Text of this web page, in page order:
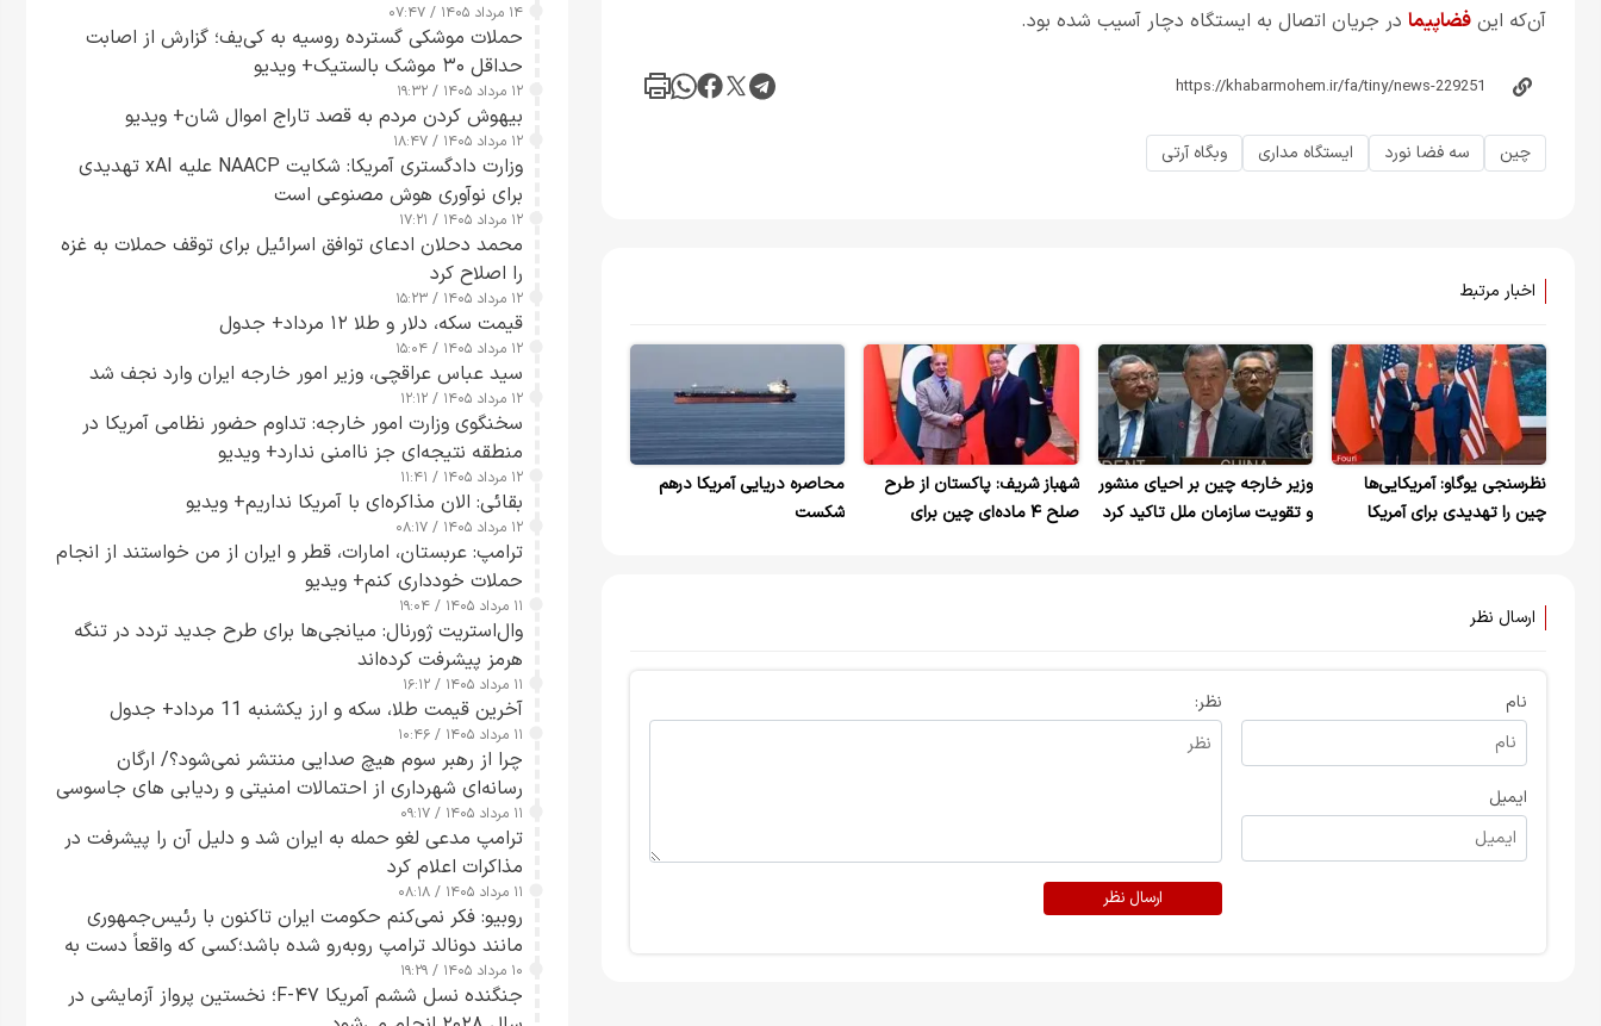
آن‌که این فضاپیما در جریان اتصال به ایستگاه دچار آسیب شده بود.
چین سه فضا نورد ایستگاه مداری وبگاه آرتی
اخبار مرتبط
نظرسنجی یوگاو: آمریکایی‌ها
چین را تهدیدی برای آمریکا
وزیر خارجه چین بر احیای منشور
و تقویت سازمان ملل تاکید کرد
شهباز شریف: پاکستان از طرح
صلح ۴ ماده‌ای چین برای
محاصره دریایی آمریکا درهم
شکست
ارسال نظر
نام
ایمیل
نظر:
ارسال نظر
۱۴ مرداد ۱۴۰۵ / ۰۷:۴۷
حملات موشکی گسترده روسیه به کی‌یف؛ گزارش از اصابت
حداقل ۳۰ موشک بالستیک+ ویدیو
۱۲ مرداد ۱۴۰۵ / ۱۹:۳۲
بیهوش کردن مردم به قصد تاراج اموال شان+ ویدیو
۱۲ مرداد ۱۴۰۵ / ۱۸:۴۷
وزارت دادگستری آمریکا: شکایت NAACP علیه xAI تهدیدی
برای نوآوری هوش مصنوعی است
۱۲ مرداد ۱۴۰۵ / ۱۷:۲۱
محمد دحلان ادعای توافق اسرائیل برای توقف حملات به غزه
را اصلاح کرد
۱۲ مرداد ۱۴۰۵ / ۱۵:۲۳
قیمت سکه، دلار و طلا ۱۲ مرداد+ جدول
۱۲ مرداد ۱۴۰۵ / ۱۵:۰۴
سید عباس عراقچی، وزیر امور خارجه ایران وارد نجف شد
۱۲ مرداد ۱۴۰۵ / ۱۲:۱۲
سخنگوی وزارت امور خارجه: تداوم حضور نظامی آمریکا در
منطقه نتیجه‌ای جز ناامنی ندارد+ ویدیو
۱۲ مرداد ۱۴۰۵ / ۱۱:۴۱
بقائی: الان مذاکره‌ای با آمریکا نداریم+ ویدیو
۱۲ مرداد ۱۴۰۵ / ۰۸:۱۷
ترامپ: عربستان، امارات، قطر و ایران از من خواستند از انجام
حملات خودداری کنم+ ویدیو
۱۱ مرداد ۱۴۰۵ / ۱۹:۰۴
وال‌استریت ژورنال: میانجی‌ها برای طرح جدید تردد در تنگه
هرمز پیشرفت کرده‌اند
۱۱ مرداد ۱۴۰۵ / ۱۶:۱۲
آخرین قیمت طلا، سکه و ارز یکشنبه 11 مرداد+ جدول
۱۱ مرداد ۱۴۰۵ / ۱۰:۴۶
چرا از رهبر سوم هیچ صدایی منتشر نمی‌شود؟/ ارگان
رسانه‌ای شهرداری از احتمالات امنیتی و ردیابی های جاسوسی
گفت
۱۱ مرداد ۱۴۰۵ / ۰۹:۱۷
ترامپ مدعی لغو حمله به ایران شد و دلیل آن را پیشرفت در
مذاکرات اعلام کرد
۱۱ مرداد ۱۴۰۵ / ۰۸:۱۸
روبیو: فکر نمی‌کنم حکومت ایران تاکنون با رئیس‌جمهوری
مانند دونالد ترامپ روبه‌رو شده باشد؛کسی که واقعاً دست به
اقدام می‌زند
۱۰ مرداد ۱۴۰۵ / ۱۹:۲۹
جنگنده نسل ششم آمریکا F-۴۷؛ نخستین پرواز آزمایشی در